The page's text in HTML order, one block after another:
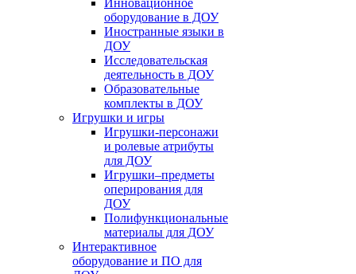
Инновационное
оборудование в ДОУ
Иностранные языки в
ДОУ
Исследовательская
деятельность в ДОУ
Образовательные
комплекты в ДОУ
Игрушки и игры
Игрушки-персонажи
и ролевые атрибуты
для ДОУ
Игрушки–предметы
оперирования для
ДОУ
Полифункциональные
материалы для ДОУ
Интерактивное
оборудование и ПО для